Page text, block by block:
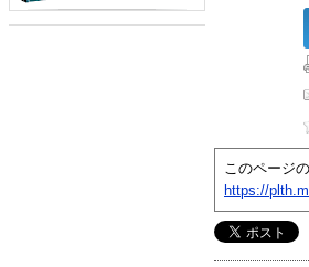
このページの
https://